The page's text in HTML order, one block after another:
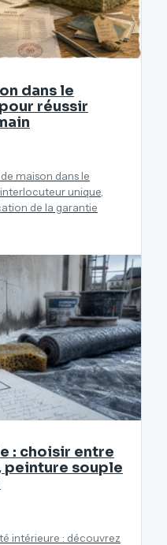
dans le
réussir
maison dans le
unique,
de la garantie
: choisir entre
souple
intérieure : découvrez